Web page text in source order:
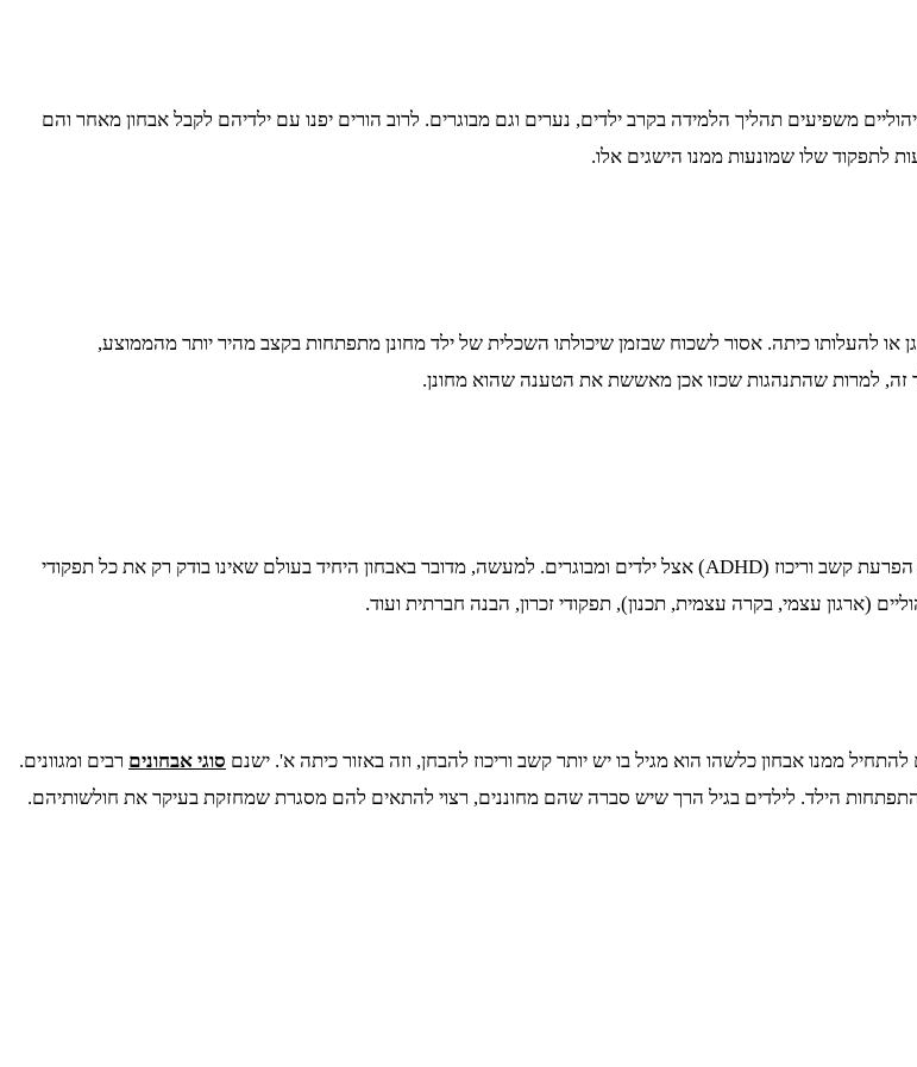
משפיעים תהליך הלמידה בקרב ילדים, נערים וגם מבוגרים. לרוב הורים יפנו עם ילדיהם לקבל אבחון מאחר והם
לתפקוד שלו שמונעות ממנו הישגים אלו.
להעלותו כיתה. אסור לשכוח שבזמן שיכולתו השכלית של ילד מחונן מתפתחות בקצב מהיר יותר מהממוצע,
זה, למרות שהתנהגות שכזו אכן מאששת את הטענה שהוא מחונן.
בדיקת קשב וריכוז ממוחשבת נחשבת לבדיקה המקיפה והמתקדמת ביותר בעולם לאבחון של הפרעת קשב וריכוז (ADHD) אצל ילדים ומבוגרים. למעשה, מדובר באבחון היחיד בעולם שאינו בודק רק את כל תפקודי
(ארגון עצמי, בקרה עצמית, תכנון), תפקודי זכרון, הבנה חברתית ועוד.
ממנו אבחון כלשהו הוא מגיל בו יש יותר קשב וריכוז להבחן, וזה באזור כיתה א'. ישנם סוגי אבחונים רבים ומגוונים.
הילד. לילדים בגיל הרך שיש סברה שהם מחוננים, רצוי להתאים להם מסגרת שמחזקת בעיקר את חולשותיהם.